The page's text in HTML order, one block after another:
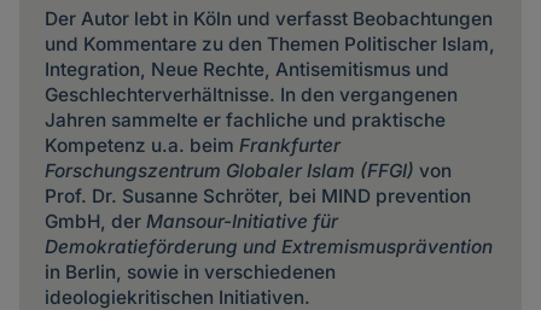
Der Autor lebt in Köln und verfasst Beobachtungen
und Kommentare zu den Themen Politischer Islam,
Integration, Neue Rechte, Antisemitismus und
Geschlechterverhältnisse. In den vergangenen
Jahren sammelte er fachliche und praktische
Kompetenz u.a. beim Frankfurter
Forschungszentrum Globaler Islam (FFGI) von
Prof. Dr. Susanne Schröter, bei MIND prevention
GmbH, der Mansour-Initiative für
Demokratieförderung und Extremismusprävention
in Berlin, sowie in verschiedenen
ideologiekritischen Initiativen.